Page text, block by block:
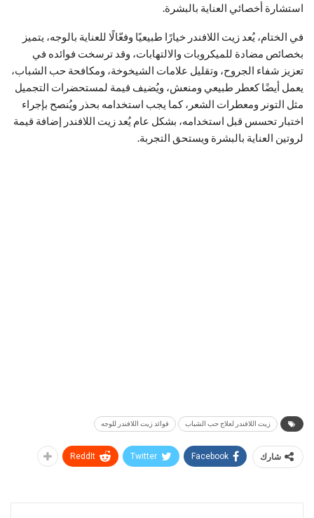
استشارة أخصائي العناية بالبشرة.
في الختام، يُعد زيت اللافندر خيارًا طبيعيًا وفعّالًا للعناية بالوجه، يتميز
بخصائص مضادة للميكروبات والالتهابات، وقد ترسخت فوائده في
تعزيز شفاء الجروح، وتقليل علامات الشيخوخة، ومكافحة حب الشباب،
يعمل أيضًا كعطر طبيعي ومنعش، ويُضيف قيمة لمستحضرات التجميل
مثل التونر ومعطرات الشعر، كما يجب استخدامه بحذر ويُنصح بإجراء
اختبار تحسس قبل استخدامه، بشكل عام يُعد زيت اللافندر إضافة قيمة
لروتين العناية بالبشرة ويستحق التجربة.
زيت اللافندر لعلاج حب الشباب فوائد زيت اللافندر للوجه
شارك Facebook
Twitter
ReddIt